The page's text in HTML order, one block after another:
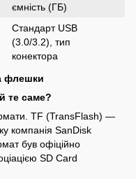
ємність (ГБ)
Стандарт USB
(3.0/3.2), тип
конектора
флешки
те саме?
TF (TransFlash) —
компанія SanDisk
був офіційно
SD Card